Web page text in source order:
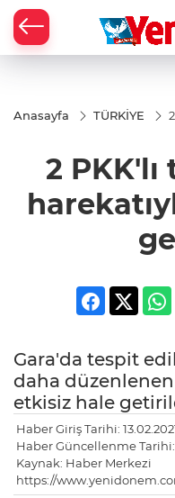
Anasayfa TÜRKİYE
2
Gara'da tespit
daha
etkisiz hale
Haber Giriş Tarihi:
Haber Güncellenme Tarihi:
Kaynak: Haber Merkezi
https://